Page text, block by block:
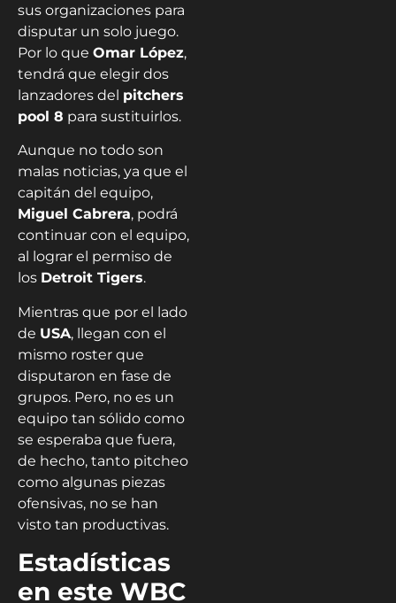
sus organizaciones para
disputar un solo juego.
Por lo que Omar López,
tendrá que elegir dos
lanzadores del pitchers
pool 8 para sustituirlos.
Aunque no todo son
malas noticias, ya que el
capitán del equipo,
Miguel Cabrera, podrá
continuar con el equipo,
al lograr el permiso de
los Detroit Tigers.
Mientras que por el lado
de USA, llegan con el
mismo roster que
disputaron en fase de
grupos. Pero, no es un
equipo tan sólido como
se esperaba que fuera,
de hecho, tanto pitcheo
como algunas piezas
ofensivas, no se han
visto tan productivas.
Estadísticas
en este WBC